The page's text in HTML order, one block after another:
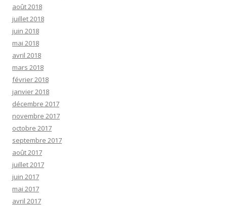
août 2018
juillet 2018
juin 2018
mai 2018
avril 2018
mars 2018
février 2018
janvier 2018
décembre 2017
novembre 2017
octobre 2017
septembre 2017
août 2017
juillet 2017
juin 2017
mai 2017
avril 2017